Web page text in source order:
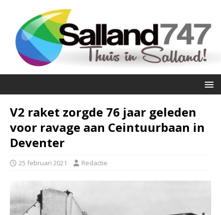
V2 raket zorgde 76 jaar geleden
voor ravage aan Ceintuurbaan in
Deventer
25 februari 2021 Redactie